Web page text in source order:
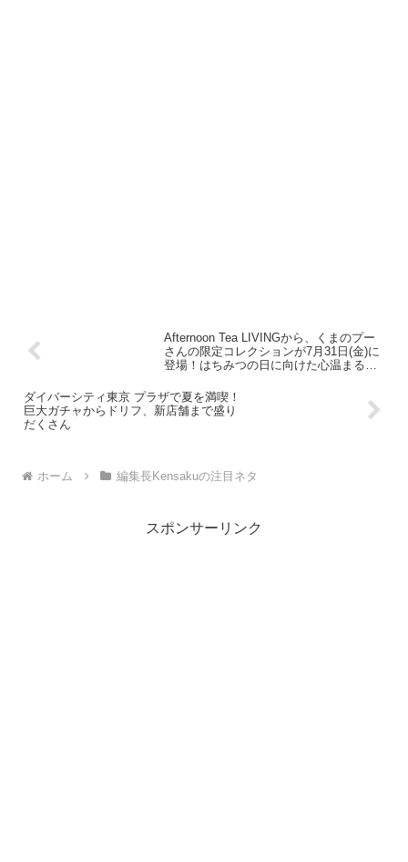
Afternoon Tea LIVINGから、くまのプー
さんの限定コレクションが7月31日(金)に
登場！はちみつの日に向けた心温まる全
ダイバーシティ東京 プラザで夏を満喫！
巨大ガチャからドリフ、新店舗まで盛り
だくさん
ホーム 編集長Kensakuの注目ネタ
スポンサーリンク